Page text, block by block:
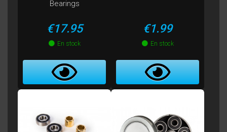
Bearings
Price
€17.95
En stock
Price
€1.99
En stock